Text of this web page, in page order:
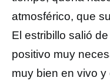
atmosférico, que
El estribillo salió
positivo muy
muy bien en vivo